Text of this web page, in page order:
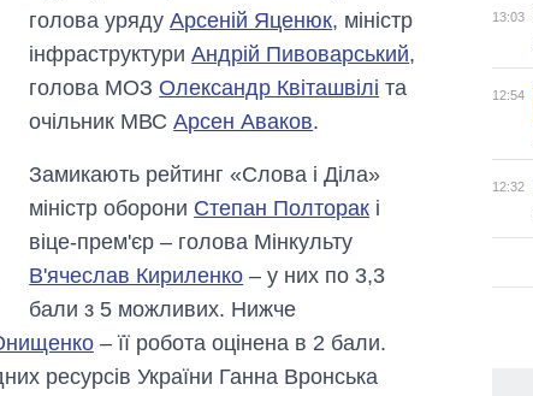
голова урядуАрсеній Яценюк, міністр
інфраструктуриАндрій Пивоварський,
голова МОЗ Олександр Квіташвілі та
очільник МВСАрсен Аваков.
Замикають рейтинг «Слова і Діла»
міністр оборони Степан Полторак і
віце-прем'єр – голова Мінкульту
В'ячеслав Кириленко – у них по 3,3
бали з 5 можливих. Нижче
– її робота оцінена в 2 бали.
ресурсів України Ганна Вронська
13:03
12:54
12:32